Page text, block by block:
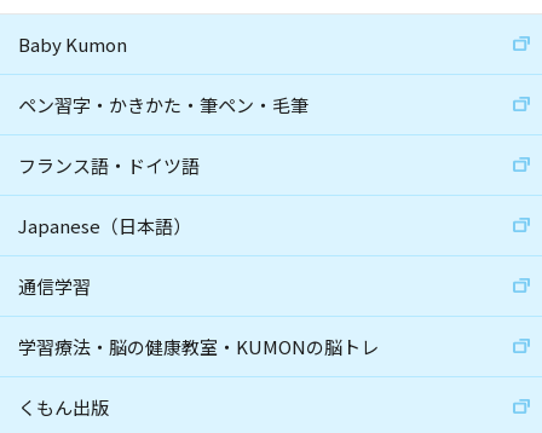
Baby Kumon
ペン習字・かきかた・筆ペン・毛筆
フランス語・ドイツ語
Japanese（日本語）
通信学習
学習療法・脳の健康教室・KUMONの脳トレ
くもん出版